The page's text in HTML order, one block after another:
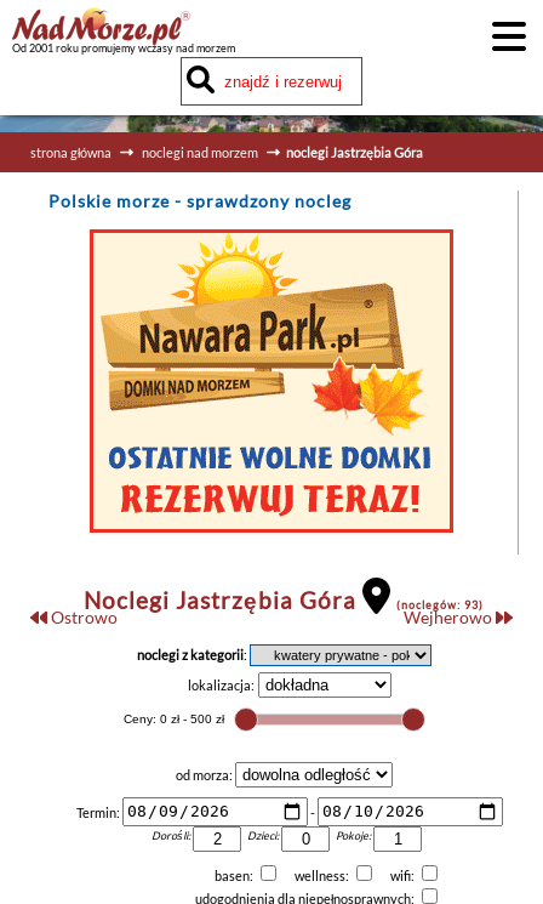
Od 2001 roku promujemy wczasy nad morzem
strona główna noclegi nad morzem noclegi Jastrzębia Góra
Polskie morze - sprawdzony nocleg
Noclegi Jastrzębia Góra (noclegów: 93)
Ostrowo Wejherowo
noclegi z kategorii:
lokalizacja:
od morza:
Termin: -
Dorośli: Dzieci: Pokoje:
basen: wellness:
wifi:
udogodnienia dla niepełnosprawnych: